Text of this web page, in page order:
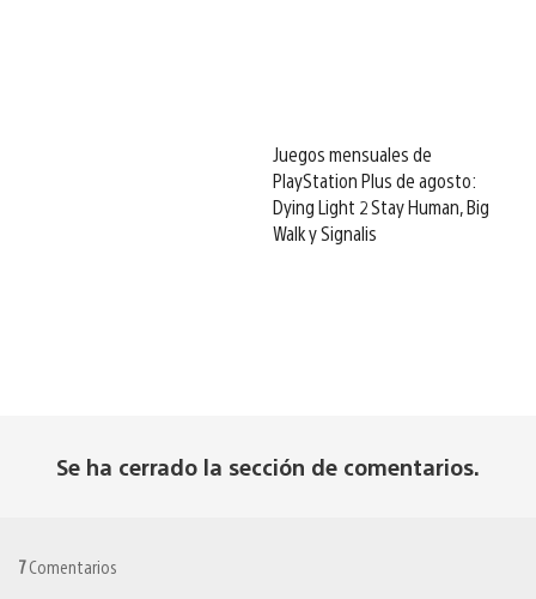
Juegos mensuales de
PlayStation Plus de agosto:
Dying Light 2 Stay Human, Big
Walk y Signalis
Se ha cerrado la sección de comentarios.
7Comentarios